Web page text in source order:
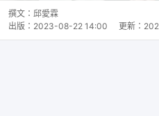
撰文： 邱愛霖
出版： 2023-08-22 14:00 更新：